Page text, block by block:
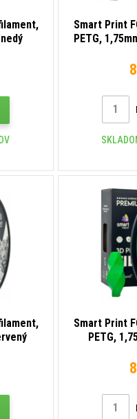
Smart Print
PETG,
Smart Print
PETG,